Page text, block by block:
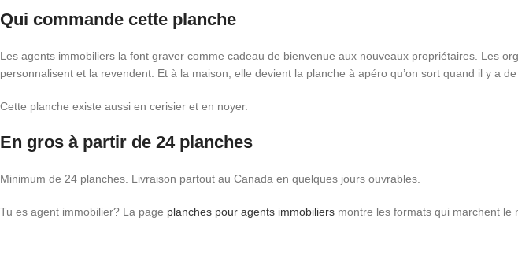
Qui commande cette planche
Les agents immobiliers la font graver comme cadeau de bienvenue aux nouveaux propriétaires. Les
personnalisent et la revendent. Et à la maison, elle devient la planche à apéro qu’on sort quand il y a de
Cette planche existe aussi en cerisier et en noyer.
En gros à partir de 24 planches
Minimum de 24 planches. Livraison partout au Canada en quelques jours ouvrables.
Tu es agent immobilier? La page planches pour agents immobiliers montre les formats qui marchent le